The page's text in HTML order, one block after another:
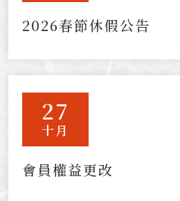
2026春節休假公告
27
十月
會員權益更改